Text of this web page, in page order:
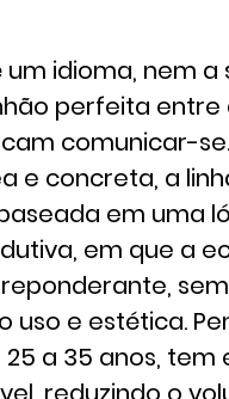
um idioma, nem a
perfeita entre
comunicar-se.
e concreta, a
em uma
em que a
sem
uso e estética.
a 35 anos, tem